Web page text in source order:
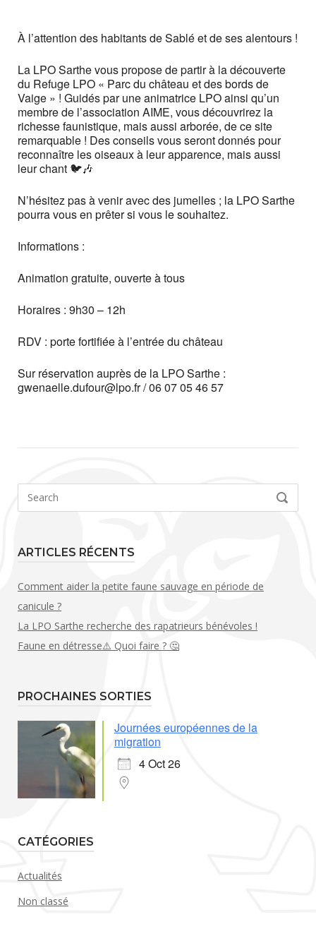
À l’attention des habitants de Sablé et de ses alentours !
La LPO Sarthe vous propose de partir à la découverte
du Refuge LPO « Parc du château et des bords de
Vaige » ! Guidés par une animatrice LPO ainsi qu’un
membre de l’association AIME, vous découvrirez la
richesse faunistique, mais aussi arborée, de ce site
remarquable ! Des conseils vous seront donnés pour
reconnaître les oiseaux à leur apparence, mais aussi
leur chant 🐦🎶
N’hésitez pas à venir avec des jumelles ; la LPO Sarthe
pourra vous en prêter si vous le souhaitez.
Informations :
Animation gratuite, ouverte à tous
Horaires : 9h30 – 12h
RDV : porte fortifiée à l’entrée du château
Sur réservation auprès de la LPO Sarthe :
gwenaelle.dufour@lpo.fr / 06 07 05 46 57
SEARCH
ARTICLES RÉCENTS
Comment aider la petite faune sauvage en période de
canicule ?
La LPO Sarthe recherche des rapatrieurs bénévoles !
Faune en détresse⚠️ Quoi faire ? 🤔
PROCHAINES SORTIES
Journées européennes de la
migration
4 Oct 26
CATÉGORIES
Actualités
Non classé